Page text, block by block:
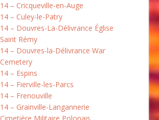
14 – Cricqueville-en-Auge
14 – Culey-le-Patry
14 – Douvres-La-Délivrance Église
Saint Rémy
14 – Douvres-la-Délivrance War
Cemetery
14 – Espins
14 – Fierville-les-Parcs
14 – Frenouville
14 – Grainville-Langannerie